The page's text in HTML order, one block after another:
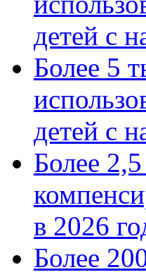
детей с
Более 5
детей с
Более
в 2026
Более